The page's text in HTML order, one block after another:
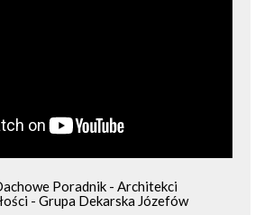
Poradnik - Architekci
- Grupa Dekarska Józefów